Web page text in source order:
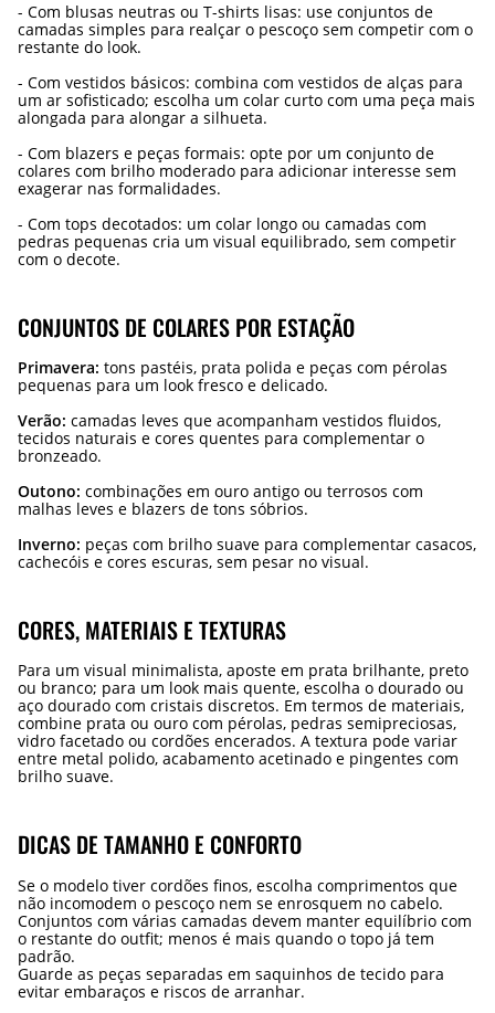
- Com blusas neutras ou T-shirts lisas: use conjuntos de
camadas simples para realçar o pescoço sem competir com o
restante do look.
- Com vestidos básicos: combina com vestidos de alças para
um ar sofisticado; escolha um colar curto com uma peça mais
alongada para alongar a silhueta.
- Com blazers e peças formais: opte por um conjunto de
colares com brilho moderado para adicionar interesse sem
exagerar nas formalidades.
- Com tops decotados: um colar longo ou camadas com
pedras pequenas cria um visual equilibrado, sem competir
com o decote.
CONJUNTOS DE COLARES POR ESTAÇÃO
Primavera: tons pastéis, prata polida e peças com pérolas
pequenas para um look fresco e delicado.
Verão: camadas leves que acompanham vestidos fluidos,
tecidos naturais e cores quentes para complementar o
bronzeado.
Outono: combinações em ouro antigo ou terrosos com
malhas leves e blazers de tons sóbrios.
Inverno: peças com brilho suave para complementar casacos,
cachecóis e cores escuras, sem pesar no visual.
CORES, MATERIAIS E TEXTURAS
Para um visual minimalista, aposte em prata brilhante, preto
ou branco; para um look mais quente, escolha o dourado ou
aço dourado com cristais discretos. Em termos de materiais,
combine prata ou ouro com pérolas, pedras semipreciosas,
vidro facetado ou cordões encerados. A textura pode variar
entre metal polido, acabamento acetinado e pingentes com
brilho suave.
DICAS DE TAMANHO E CONFORTO
Se o modelo tiver cordões finos, escolha comprimentos que
não incomodem o pescoço nem se enrosquem no cabelo.
Conjuntos com várias camadas devem manter equilíbrio com
o restante do outfit; menos é mais quando o topo já tem
padrão.
Guarde as peças separadas em saquinhos de tecido para
evitar embaraços e riscos de arranhar.